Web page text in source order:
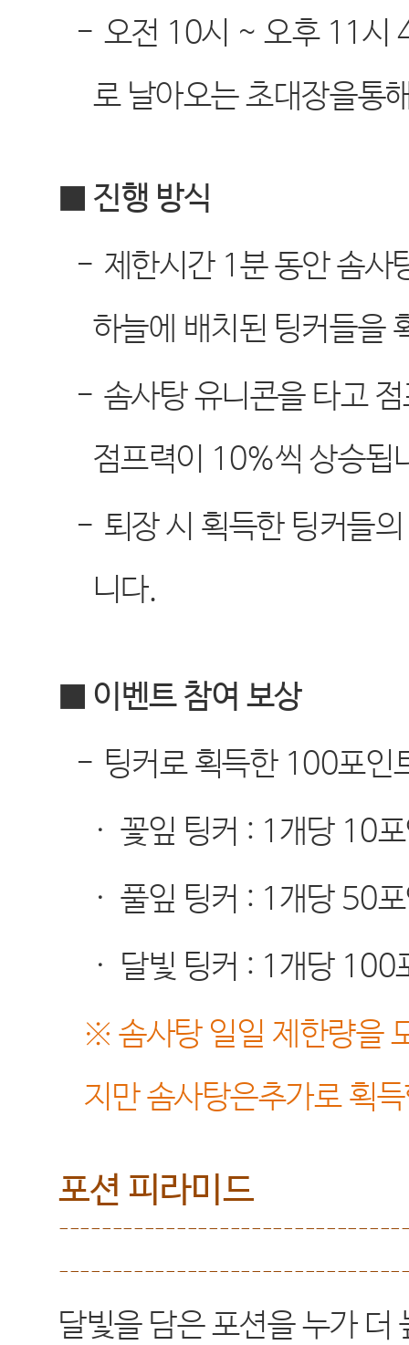
- 오전 10시 ~오후11 시
로 날아오는 초대장을통
■ 진행 방식
- 제한시간1 분 동안 솜사
하늘에 배치된 팅커들을
- 솜사탕 유니콘을 타고
점프력이 10%씩 상승됩
- 퇴장 시 획득한 팅커들
니다.
■ 이벤트 참여 보상
- 팅커로 획득한100포인
· 꽃잎 팅커 : 1 개당10
· 풀잎 팅커 : 1 개당50
· 달빛 팅커 : 1 개당100
※솜사탕 일일 제한량을
지만 솜사탕은추가로 획
포션 피라미드
달빛을 담은 포션을 누가 더